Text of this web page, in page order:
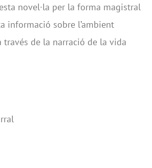
novel·la per la forma magistral
informació sobre l’ambient
través de la narració de la vida